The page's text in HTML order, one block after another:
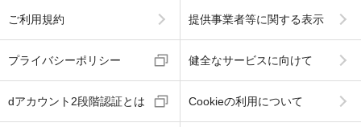
ご利用規約 提供事業者等に関する表示
プライバシーポリシー 健全なサービスに向けて
dアカウント2段階認証とは Cookieの利用について